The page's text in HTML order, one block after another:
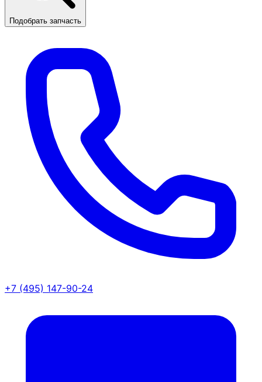
Подобрать запчасть
+7 (495) 147-90-24